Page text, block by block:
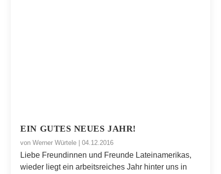
EIN GUTES NEUES JAHR!
vonWerner Würtele |04.12.2016
Liebe Freundinnen und Freunde Lateinamerikas,
wieder liegt ein arbeitsreiches Jahr hinter uns in